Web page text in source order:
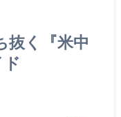
抜く『米中